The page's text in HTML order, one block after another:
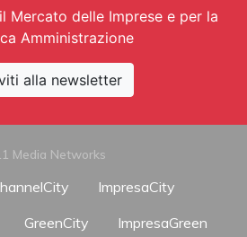
Mercato delle Imprese e per la
Amministrazione
alla newsletter
Media Networks
ImpresaCity
GreenCity
ImpresaGreen